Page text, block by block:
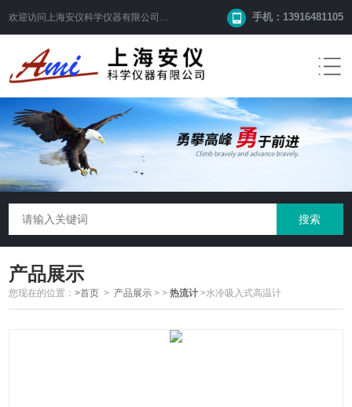
欢迎访问 上海安仪科学仪器有限公司 网站！ 手机：13916481105
产品展示
您现在的位置：>首页 > 产品展示 >>热流计 >水冷吸入式高温计